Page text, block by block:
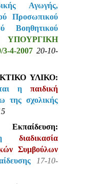
Αγωγής,
Προσωπικού
Βοηθητικού
ΥΠΟΥΡΓΙΚΗ
4-2007 20-10-
ΥΛΙΚΟ:
ηπαιδική
της σχολικής
ηδιαδικασία
Συμβούλων
17-10-